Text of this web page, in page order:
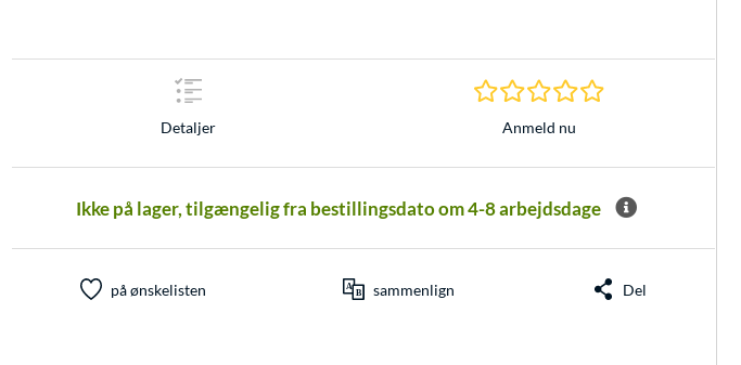
Detaljer
0.0 Stjerner hos 0
Anmeld nu
Ikke på lager, tilgængelig fra bestillingsdato om 4-8 arbejdsdage
på ønskelisten sammenlign Del